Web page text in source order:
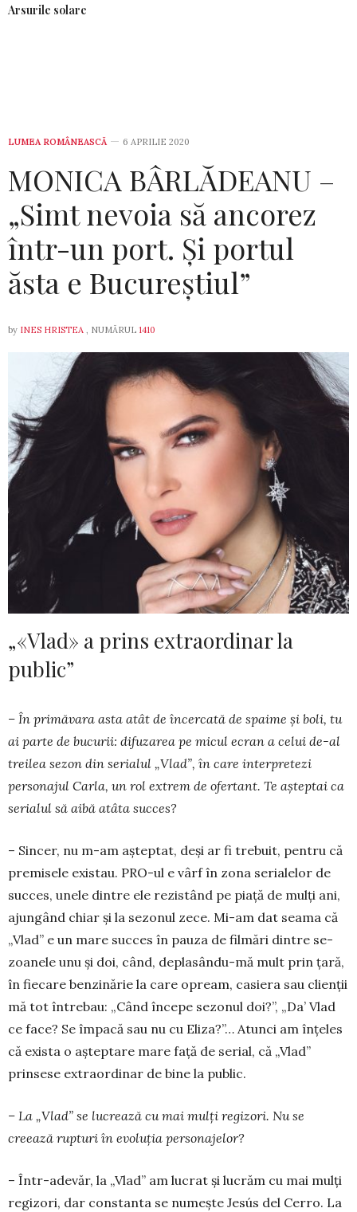
Arsurile solare
LUMEA ROMÂNEASCĂ 6 APRILIE 2020
MONICA BÂRLĂDEANU –
„Simt nevoia să ancorez
într-un port. Și portul
ăsta e Bucureștiul”
by INES HRISTEA , NUMĂRUL 1410
„«Vlad» a prins extraordinar la
public”
– În primăvara asta atât de încercată de spaime și boli, tu
ai parte de bucurii: difuzarea pe micul ecran a celui de-al
treilea sezon din serialul „Vlad”, în care interpretezi
personajul Carla, un rol extrem de ofertant. Te aşteptai ca
serialul să aibă atâta succes?
– Sincer, nu m-am aşteptat, deşi ar fi trebuit, pentru că
premisele existau. PRO-ul e vârf în zona serialelor de
succes, unele dintre ele re­zis­tând pe piaţă de mulţi ani,
ajungând chiar şi la sezonul zece. Mi-am dat seama că
„Vlad” e un mare succes în pauza de filmări dintre se­
zoanele unu şi doi, când, deplasându-mă mult prin ţară,
în fiecare benzinărie la care opream, casiera sau clienţii
mă tot întrebau: „Când începe sezonul doi?”, „Da’ Vlad
ce face? Se împacă sau nu cu Eliza?”… Atunci am înțeles
că exista o aşteptare mare faţă de serial, că „Vlad”
prinsese extraordinar de bine la public.
– La „Vlad” se lucrează cu mai mulți re­gizori. Nu se
creează rupturi în evoluția personajelor?
– Într-adevăr, la „Vlad” am lucrat şi lucrăm cu mai mulţi
regizori, dar constanta se numeş­te Jesús del Cerro. La